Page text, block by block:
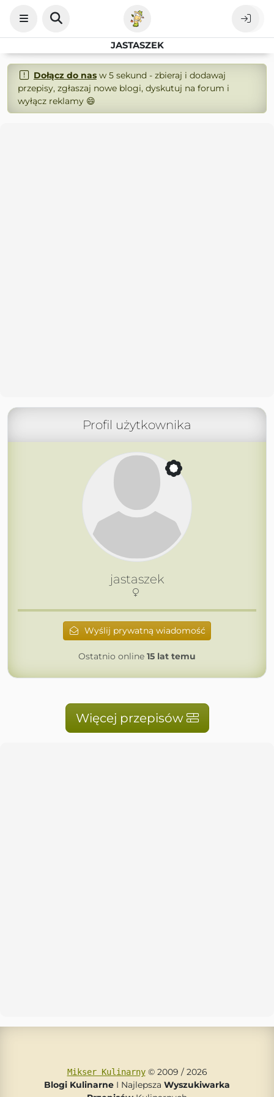
JASTASZEK
Dołącz do nasw 5 sekund - zbieraj i dodawaj
przepisy, zgłaszaj nowe blogi, dyskutuj na forum i
wyłącz reklamy 😄
Profil użytkownika
jastaszek
Wyślij prywatną wiadomość
Ostatnio online 15 lat temu
Więcej przepisów
Mikser Kulinarny© 2009 / 2026
Blogi Kulinarne I Najlepsza Wyszukiwarka